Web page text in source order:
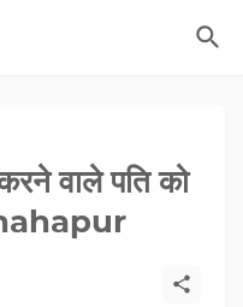
वाले पति को